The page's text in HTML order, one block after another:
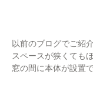
以前のブログでご紹
スペースが狭くても
窓の間に本体が設置